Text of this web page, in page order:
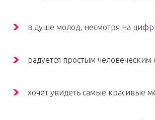
в душе молод, несмотря на
радуется простым
хочет увидеть самые красивые